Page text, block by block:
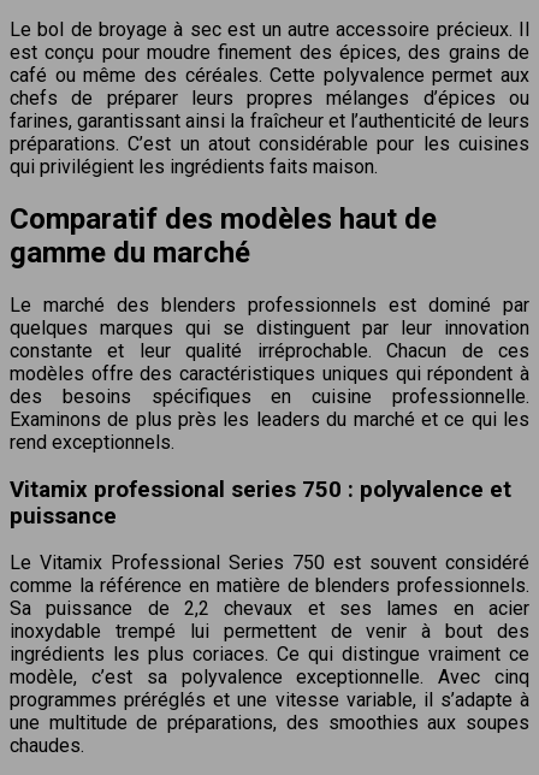
Le bol de broyage à sec est un autre accessoire précieux. Il
est conçu pour moudre finement des épices, des grains de
café ou même des céréales. Cette polyvalence permet aux
chefs de préparer leurs propres mélanges d’épices ou
farines, garantissant ainsi la fraîcheur et l’authenticité de leurs
préparations. C’est un atout considérable pour les cuisines
qui privilégient les ingrédients faits maison.
Comparatif des modèles haut de
gamme du marché
Le marché des blenders professionnels est dominé par
quelques marques qui se distinguent par leur innovation
constante et leur qualité irréprochable. Chacun de ces
modèles offre des caractéristiques uniques qui répondent à
des besoins spécifiques en cuisine professionnelle.
Examinons de plus près les leaders du marché et ce qui les
rend exceptionnels.
Vitamix professional series 750 : polyvalence et
puissance
Le Vitamix Professional Series 750 est souvent considéré
comme la référence en matière de blenders professionnels.
Sa puissance de 2,2 chevaux et ses lames en acier
inoxydable trempé lui permettent de venir à bout des
ingrédients les plus coriaces. Ce qui distingue vraiment ce
modèle, c’est sa polyvalence exceptionnelle. Avec cinq
programmes préréglés et une vitesse variable, il s’adapte à
une multitude de préparations, des smoothies aux soupes
chaudes.